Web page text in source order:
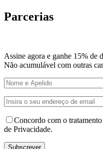
Parcerias
Assine agora e ganhe 15% de
Não acumulável com outras
Concordo com o
de Privacidade.